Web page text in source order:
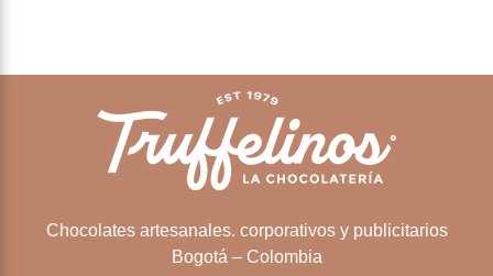
Chocolates artesanales. corporativos y publicitarios
Bogotá – Colombia